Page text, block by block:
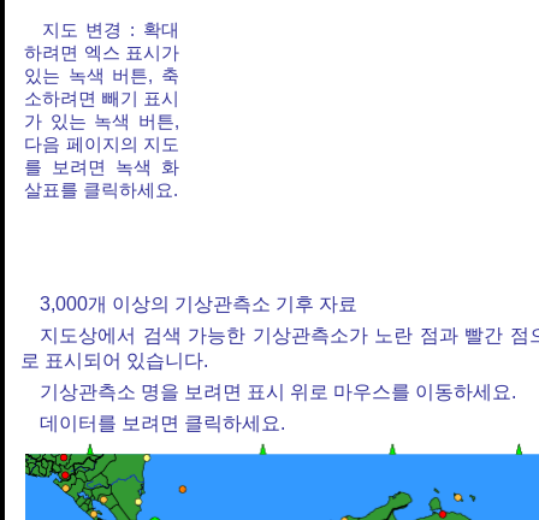
지도 변경 : 확대
하려면 엑스 표시가
있는 녹색 버튼, 축
소하려면 빼기 표시
가 있는 녹색 버튼,
다음 페이지의 지도
를 보려면 녹색 화
살표를 클릭하세요.
3,000개 이상의 기상관측소 기후 자료
지도상에서 검색 가능한 기상관측소가 노란 점과 빨간 점
로 표시되어 있습니다.
기상관측소 명을 보려면 표시 위로 마우스를 이동하세요.
데이터를 보려면 클릭하세요.